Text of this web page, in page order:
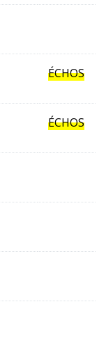
ÉCHOS
ÉCHOS